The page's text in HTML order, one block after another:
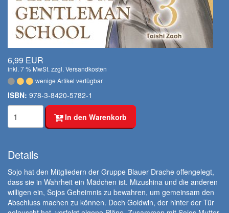
6,99 EUR
inkl. 7 % MwSt. zzgl. Versandkosten
wenige Artikel verfügbar
ISBN: 978-3-8420-5782-1
In den Warenkorb
Details
Sojo hat den Mitgliedern der Gruppe Blauer Drache offengelegt,
dass sie in Wahrheit ein Mädchen ist. Mizushina und die anderen
willigen ein, Sojos Geheimnis zu bewahren, um gemeinsam den
Abschluss machen zu können. Doch Goldwin, der hinter der Tür